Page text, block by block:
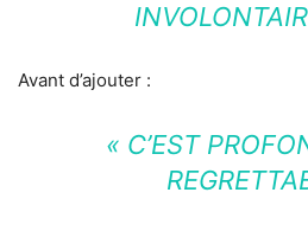
Avant d’ajouter :
« C’EST